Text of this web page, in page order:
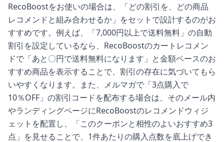
RecoBoostをお使いの場合は、「どの割引を、どの商品
レコメンドと組み合わせるか」をセットで設計するのがお
すすめです。例えば、「7,000円以上で送料無料」の自動
割引を設定しているなら、RecoBoostのカートレコメン
ドで「あと〇円で送料無料になります」と金額ベースのお
すすめ商品を表示することで、割引の存在に気づいてもら
いやすくなります。また、メルマガで「3点購入で
10％OFF」の割引コードを配布する場合は、そのメール内
やランディングページにRecoBoostのレコメンドウィジ
ェットを配置し、「このクーポンと相性のよいおすすめ3
点」を見せることで、1件あたりの購入点数を底上げでき